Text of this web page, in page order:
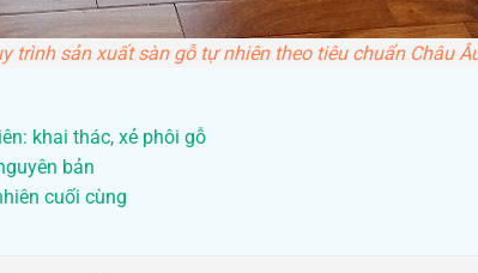
trình sản xuất sàn gỗ tự nhiên theo tiêu chuẩn Châu
khai thác, xẻ phôi gỗ
bản
cuối cùng